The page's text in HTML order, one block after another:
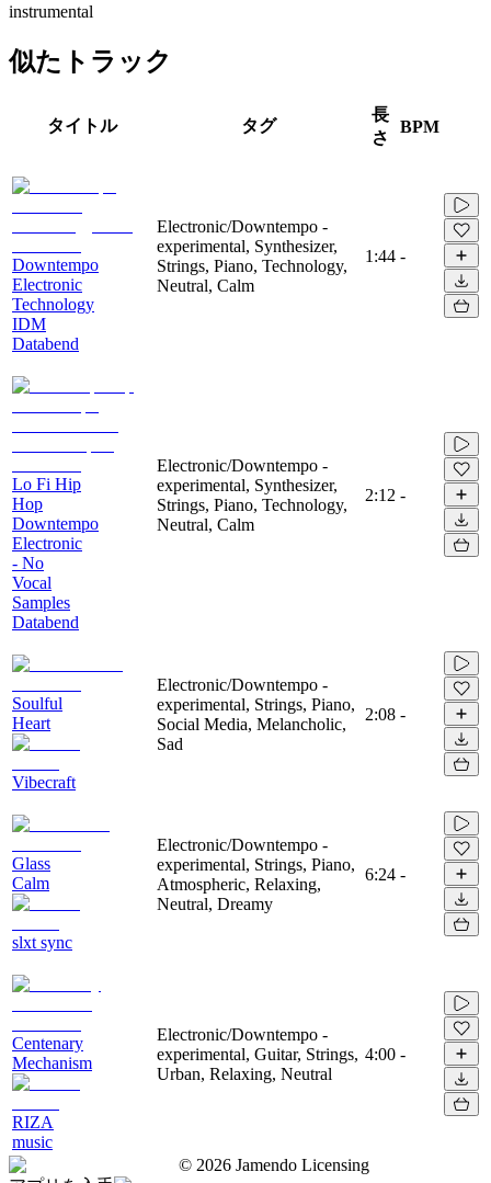
instrumental
似たトラック
タイトル タグ
長
さ
BPM
Downtempo
Electronic
Technology
IDM
Databend
Electronic/Downtempo -
experimental, Synthesizer,
Strings, Piano, Technology,
Neutral, Calm
1:44 -
Lo Fi Hip
Hop
Downtempo
Electronic
- No
Vocal
Samples
Databend
Electronic/Downtempo -
experimental, Synthesizer,
Strings, Piano, Technology,
Neutral, Calm
2:12 -
Soulful
Heart
Vibecraft
Electronic/Downtempo -
experimental, Strings, Piano,
Social Media, Melancholic,
Sad
2:08 -
Glass
Calm
slxt sync
Electronic/Downtempo -
experimental, Strings, Piano,
Atmospheric, Relaxing,
Neutral, Dreamy
6:24 -
Centenary
Mechanism
RIZA
music
Electronic/Downtempo -
experimental, Guitar, Strings,
Urban, Relaxing, Neutral
4:00 -
© 2026 Jamendo Licensing